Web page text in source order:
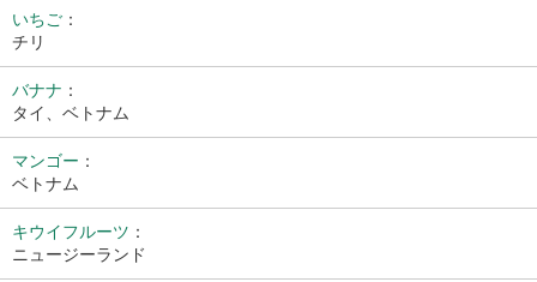
いちご ：
チリ
バナナ ：
タイ、ベトナム
マンゴー ：
ベトナム
キウイフルーツ ：
ニュージーランド